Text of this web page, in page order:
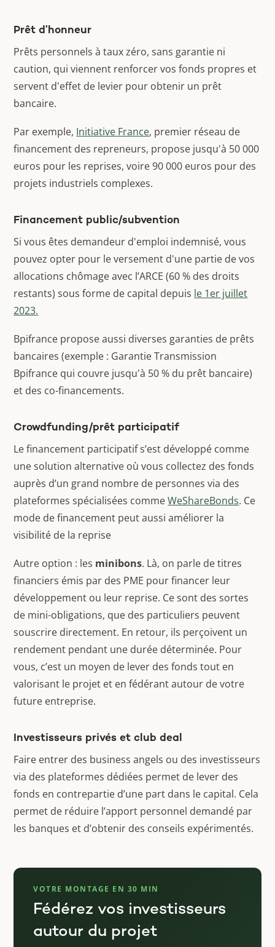
Prêt d’honneur
Prêts personnels à taux zéro, sans garantie ni
caution, qui viennent renforcer vos fonds propres et
servent d'effet de levier pour obtenir un prêt
bancaire.
Par exemple, Initiative France, premier réseau de
financement des repreneurs, propose jusqu'à 50 000
euros pour les reprises, voire 90 000 euros pour des
projets industriels complexes.
Financement public/subvention
Si vous êtes demandeur d'emploi indemnisé, vous
pouvez opter pour le versement d'une partie de vos
allocations chômage avec l’ARCE (60 % des droits
restants) sous forme de capital depuis le 1er juillet
2023.
Bpifrance propose aussi diverses garanties de prêts
bancaires (exemple : Garantie Transmission
Bpifrance qui couvre jusqu'à 50 % du prêt bancaire)
et des co-financements.
Crowdfunding/prêt participatif
Le financement participatif s’est développé comme
une solution alternative où vous collectez des fonds
auprès d’un grand nombre de personnes via des
plateformes spécialisées commeWeShareBonds. Ce
mode de financement peut aussi améliorer la
visibilité de la reprise
Autre option : les minibons. Là, on parle de titres
financiers émis par des PME pour financer leur
développement ou leur reprise. Ce sont des sortes
de mini-obligations, que des particuliers peuvent
souscrire directement. En retour, ils perçoivent un
rendement pendant une durée déterminée. Pour
vous, c’est un moyen de lever des fonds tout en
valorisant le projet et en fédérant autour de votre
future entreprise.
Investisseurs privés et club deal
Faire entrer des business angels ou des investisseurs
via des plateformes dédiées permet de lever des
fonds en contrepartie d’une part dans le capital. Cela
permet de réduire l’apport personnel demandé par
les banques et d’obtenir des conseils expérimentés.
VOTRE MONTAGE EN 30 MIN
Fédérez vos investisseurs
autour du projet